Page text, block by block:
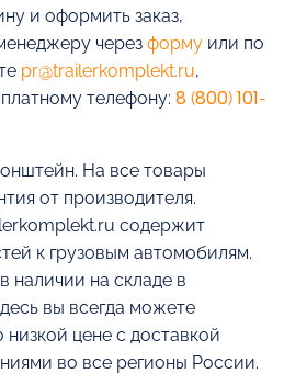
и оформить заказ,
через форму или по
pr@trailerkomplekt.ru,
телефону: 8 (800) 101-
На все товары
от производителя.
содержит
к грузовым автомобилям.
наличии на складе в
вы всегда можете
низкой цене с доставкой
во все регионы России.